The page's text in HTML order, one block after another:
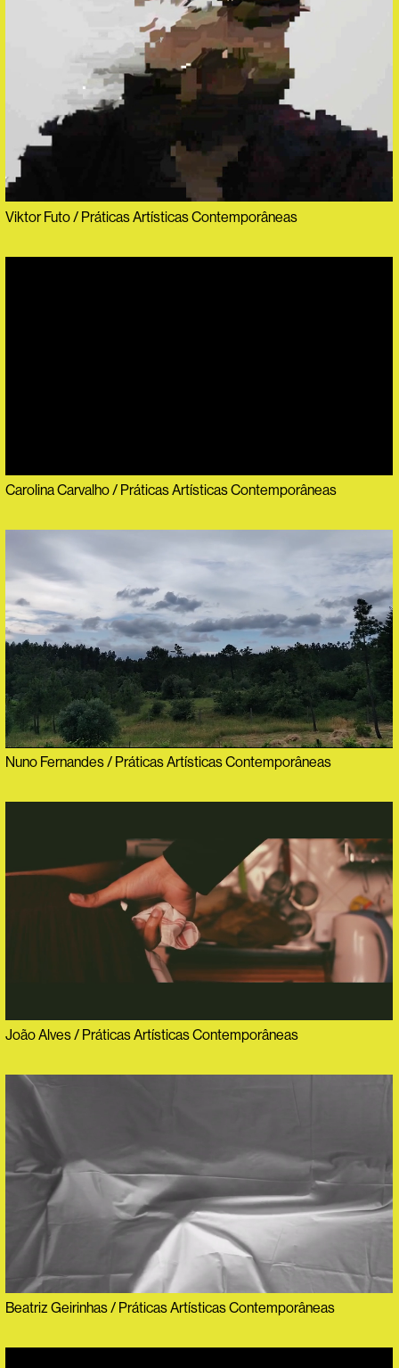
Viktor Futo / Práticas Artísticas Contemporâneas
Carolina Carvalho / Práticas Artísticas Contemporâneas
Nuno Fernandes / Práticas Artísticas Contemporâneas
João Alves / Práticas Artísticas Contemporâneas
Beatriz Geirinhas / Práticas Artísticas Contemporâneas